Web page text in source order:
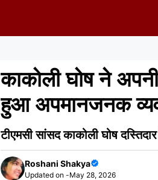
काकोली घोष ने
हुआ अपमानजनक
टीएमसी सांसद काकोली घोष
Roshani Shakya
Updated on -May 28, 2026